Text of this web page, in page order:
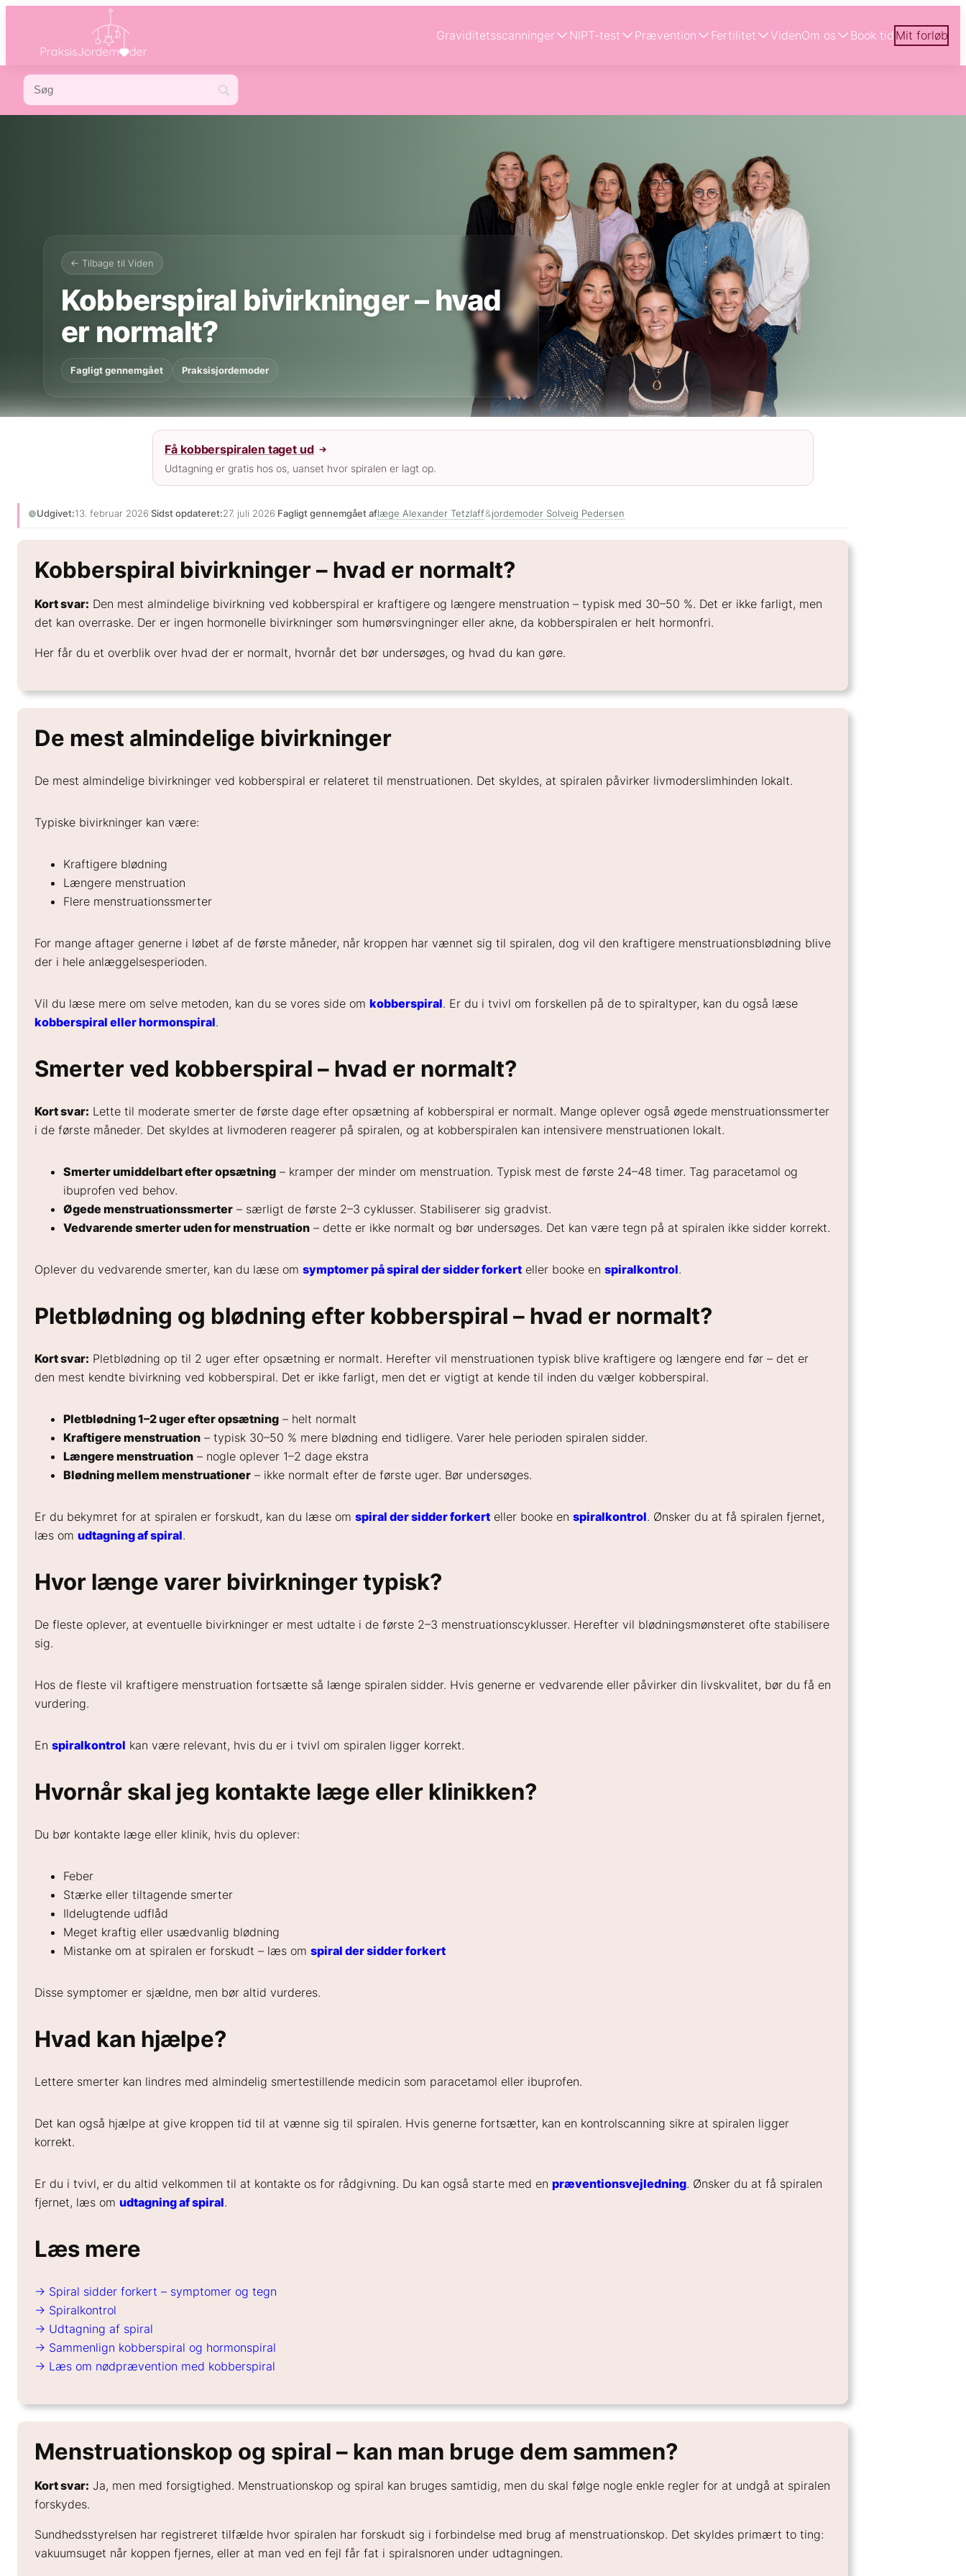
Graviditetsscanninger NIPT-test Prævention Fertilitet VidenOm os Book tid Mit forløb
← Tilbage til Viden
Kobberspiral bivirkninger – hvad
er normalt?
Fagligt gennemgået Praksisjordemoder
Få kobberspiralen taget ud
Udtagning er gratis hos os, uanset hvor spiralen er lagt op.
Udgivet:13. februar 2026·Sidst opdateret:27. juli 2026·Fagligt gennemgået aflæge Alexander Tetzlaff&jordemoder Solveig Pedersen
Kobberspiral bivirkninger – hvad er normalt?
Kort svar: Den mest almindelige bivirkning ved kobberspiral er kraftigere og længere menstruation – typisk med 30–50 %. Det er ikke farligt, men
det kan overraske. Der er ingen hormonelle bivirkninger som humørsvingninger eller akne, da kobberspiralen er helt hormonfri.
Her får du et overblik over hvad der er normalt, hvornår det bør undersøges, og hvad du kan gøre.
De mest almindelige bivirkninger
De mest almindelige bivirkninger ved kobberspiral er relateret til menstruationen. Det skyldes, at spiralen påvirker livmoderslimhinden lokalt.
Typiske bivirkninger kan være:
Kraftigere blødning
Længere menstruation
Flere menstruationssmerter
For mange aftager generne i løbet af de første måneder, når kroppen har vænnet sig til spiralen, dog vil den kraftigere menstruationsblødning blive
der i hele anlæggelsesperioden.
Vil du læse mere om selve metoden, kan du se vores side om kobberspiral. Er du i tvivl om forskellen på de to spiraltyper, kan du også læse
kobberspiral eller hormonspiral.
Smerter ved kobberspiral – hvad er normalt?
Kort svar: Lette til moderate smerter de første dage efter opsætning af kobberspiral er normalt. Mange oplever også øgede menstruationssmerter
i de første måneder. Det skyldes at livmoderen reagerer på spiralen, og at kobberspiralen kan intensivere menstruationen lokalt.
Smerter umiddelbart efter opsætning – kramper der minder om menstruation. Typisk mest de første 24–48 timer. Tag paracetamol og
ibuprofen ved behov.
Øgede menstruationssmerter – særligt de første 2–3 cyklusser. Stabiliserer sig gradvist.
Vedvarende smerter uden for menstruation – dette er ikke normalt og bør undersøges. Det kan være tegn på at spiralen ikke sidder korrekt.
Oplever du vedvarende smerter, kan du læse om symptomer på spiral der sidder forkert eller booke en spiralkontrol.
Pletblødning og blødning efter kobberspiral – hvad er normalt?
Kort svar: Pletblødning op til 2 uger efter opsætning er normalt. Herefter vil menstruationen typisk blive kraftigere og længere end før – det er
den mest kendte bivirkning ved kobberspiral. Det er ikke farligt, men det er vigtigt at kende til inden du vælger kobberspiral.
Pletblødning 1–2 uger efter opsætning – helt normalt
Kraftigere menstruation – typisk 30–50 % mere blødning end tidligere. Varer hele perioden spiralen sidder.
Længere menstruation – nogle oplever 1–2 dage ekstra
Blødning mellem menstruationer – ikke normalt efter de første uger. Bør undersøges.
Er du bekymret for at spiralen er forskudt, kan du læse om spiral der sidder forkert eller booke en spiralkontrol. Ønsker du at få spiralen fjernet,
læs om udtagning af spiral.
Hvor længe varer bivirkninger typisk?
De fleste oplever, at eventuelle bivirkninger er mest udtalte i de første 2–3 menstruationscyklusser. Herefter vil blødningsmønsteret ofte stabilisere
sig.
Hos de fleste vil kraftigere menstruation fortsætte så længe spiralen sidder. Hvis generne er vedvarende eller påvirker din livskvalitet, bør du få en
vurdering.
En spiralkontrol kan være relevant, hvis du er i tvivl om spiralen ligger korrekt.
Hvornår skal jeg kontakte læge eller klinikken?
Du bør kontakte læge eller klinik, hvis du oplever:
Feber
Stærke eller tiltagende smerter
Ildelugtende udflåd
Meget kraftig eller usædvanlig blødning
Mistanke om at spiralen er forskudt – læs om spiral der sidder forkert
Disse symptomer er sjældne, men bør altid vurderes.
Hvad kan hjælpe?
Lettere smerter kan lindres med almindelig smertestillende medicin som paracetamol eller ibuprofen.
Det kan også hjælpe at give kroppen tid til at vænne sig til spiralen. Hvis generne fortsætter, kan en kontrolscanning sikre at spiralen ligger
korrekt.
Er du i tvivl, er du altid velkommen til at kontakte os for rådgivning. Du kan også starte med en præventionsvejledning. Ønsker du at få spiralen
fjernet, læs om udtagning af spiral.
Læs mere
→ Spiral sidder forkert – symptomer og tegn
→ Spiralkontrol
→ Udtagning af spiral
→ Sammenlign kobberspiral og hormonspiral
→ Læs om nødprævention med kobberspiral
Menstruationskop og spiral – kan man bruge dem sammen?
Kort svar: Ja, men med forsigtighed. Menstruationskop og spiral kan bruges samtidig, men du skal følge nogle enkle regler for at undgå at spiralen
forskydes.
Sundhedsstyrelsen har registreret tilfælde hvor spiralen har forskudt sig i forbindelse med brug af menstruationskop. Det skyldes primært to ting:
vakuumsuget når koppen fjernes, eller at man ved en fejl får fat i spiralsnoren under udtagningen.